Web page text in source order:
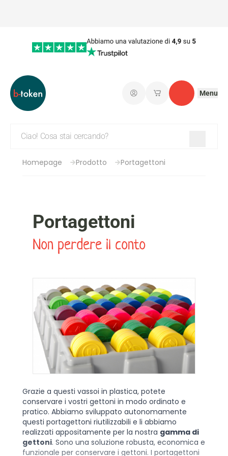
ConnettiI miei carrelli salvati
Contatto
Menu
Homepage Prodotto Portagettoni
Portagettoni
Non perdere il conto
Grazie a questi vassoi in plastica, potete
conservare i vostri gettoni in modo ordinato e
pratico. Abbiamo sviluppato autonomamente
questi portagettoni riutilizzabili e li abbiamo
realizzati appositamente per la nostra gamma di
gettoni. Sono una soluzione robusta, economica e
funzionale per conservare i gettoni. I portagettoni